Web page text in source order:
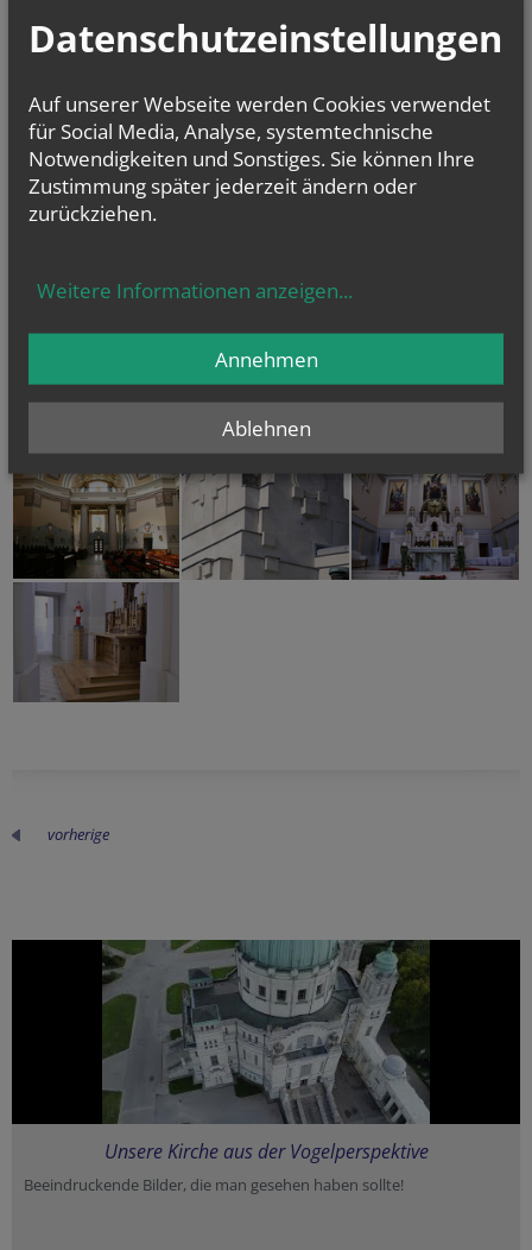
vorherige
Unsere Kirche aus der Vogelperspektive
Beeindruckende Bilder, die man gesehen haben sollte!
Datenschutzeinstellungen
Auf unserer Webseite werden Cookies verwendet
für Social Media, Analyse, systemtechnische
Notwendigkeiten und Sonstiges. Sie können Ihre
Zustimmung später jederzeit ändern oder
zurückziehen.
Weitere Informationen anzeigen...
Ablehnen
Annehmen